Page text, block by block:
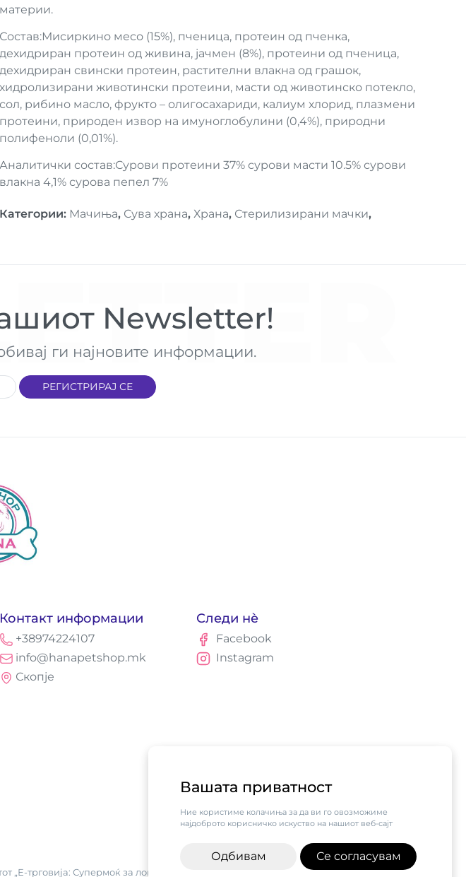
Вашата приватност
Ние користиме колачиња за да ви го овозможиме
најдоброто корисничко искуство на нашиот веб-сајт
Одбивам Се согласувам
материи.
Состав:Мисиркино месо (15%), пченица, протеин од пченка,
дехидриран протеин од живина, јачмен (8%), протеини од пченица,
дехидриран свински протеин, растителни влакна од грашок,
хидролизирани животински протеини, масти од животинско потекло,
сол, рибино масло, фрукто – олигосахариди, калиум хлорид, плазмени
протеини, природен извор на имуноглобулини (0,4%), природни
полифеноли (0,01%).
Аналитички состав:Сурови протеини 37% сурови масти 10.5% сурови
влакна 4,1% сурова пепел 7%
Категории: Мачиња, Сува храна, Храна, Стерилизирани мачки,
Newsletter!
ги најновите информации.
РЕГИСТРИРАЈ СЕ
Контакт информации
+38974224107
info@hanapetshop.mk
Скопје
Следи нè
Facebook
Instagram
трговија: Супермоќ за локалните бизниси vol.2",